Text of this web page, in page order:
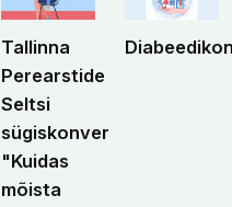
Tallinna
Perearstide
Seltsi
sügiskonverents
"Kuidas
mõista